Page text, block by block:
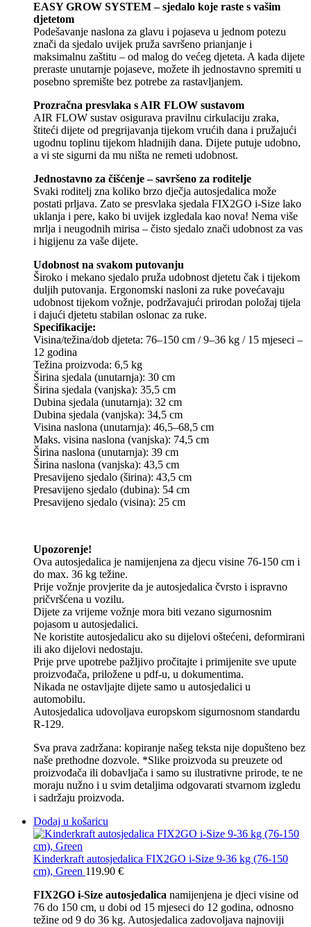
EASY GROW SYSTEM – sjedalo koje raste s vašim
djetetom
Podešavanje naslona za glavu i pojaseva u jednom potezu
znači da sjedalo uvijek pruža savršeno prianjanje i
maksimalnu zaštitu – od malog do većeg djeteta. A kada dijete
preraste unutarnje pojaseve, možete ih jednostavno spremiti u
posebno spremište bez potrebe za rastavljanjem.
Prozračna presvlaka s AIR FLOW sustavom
AIR FLOW sustav osigurava pravilnu cirkulaciju zraka,
štiteći dijete od pregrijavanja tijekom vrućih dana i pružajući
ugodnu toplinu tijekom hladnijih dana. Dijete putuje udobno,
a vi ste sigurni da mu ništa ne remeti udobnost.
Jednostavno za čišćenje – savršeno za roditelje
Svaki roditelj zna koliko brzo dječja autosjedalica može
postati prljava. Zato se presvlaka sjedala FIX2GO i-Size lako
uklanja i pere, kako bi uvijek izgledala kao nova! Nema više
mrlja i neugodnih mirisa – čisto sjedalo znači udobnost za vas
i higijenu za vaše dijete.
Udobnost na svakom putovanju
Široko i mekano sjedalo pruža udobnost djetetu čak i tijekom
duljih putovanja. Ergonomski nasloni za ruke povećavaju
udobnost tijekom vožnje, podržavajući prirodan položaj tijela
i dajući djetetu stabilan oslonac za ruke.
Specifikacije:
Visina/težina/dob djeteta: 76–150 cm / 9–36 kg / 15 mjeseci –
12 godina
Težina proizvoda: 6,5 kg
Širina sjedala (unutarnja): 30 cm
Širina sjedala (vanjska): 35,5 cm
Dubina sjedala (unutarnja): 32 cm
Dubina sjedala (vanjska): 34,5 cm
Visina naslona (unutarnja): 46,5–68,5 cm
Maks. visina naslona (vanjska): 74,5 cm
Širina naslona (unutarnja): 39 cm
Širina naslona (vanjska): 43,5 cm
Presavijeno sjedalo (širina): 43,5 cm
Presavijeno sjedalo (dubina): 54 cm
Presavijeno sjedalo (visina): 25 cm
Upozorenje!
Ova autosjedalica je namijenjena za djecu visine 76-150 cm i
do max. 36 kg težine.
Prije vožnje provjerite da je autosjedalica čvrsto i ispravno
pričvršćena u vozilu.
Dijete za vrijeme vožnje mora biti vezano sigurnosnim
pojasom u autosjedalici.
Ne koristite autosjedalicu ako su dijelovi oštećeni, deformirani
ili ako dijelovi nedostaju.
Prije prve upotrebe pažljivo pročitajte i primijenite sve upute
proizvođača, priložene u pdf-u, u dokumentima.
Nikada ne ostavljajte dijete samo u autosjedalici u
automobilu.
Autosjedalica udovoljava europskom sigurnosnom standardu
R-129.
Sva prava zadržana: kopiranje našeg teksta nije dopušteno bez
naše prethodne dozvole. *Slike proizvoda su preuzete od
proizvođača ili dobavljača i samo su ilustrativne prirode, te ne
moraju nužno i u svim detaljima odgovarati stvarnom izgledu
i sadržaju proizvoda.
Dodaj u košaricu
Kinderkraft autosjedalica FIX2GO i-Size 9-36 kg (76-150
cm), Green 119.90 €
FIX2GO i-Size autosjedalica namijenjena je djeci visine od
76 do 150 cm, u dobi od 15 mjeseci do 12 godina, odnosno
težine od 9 do 36 kg. Autosjedalica zadovoljava najnoviji